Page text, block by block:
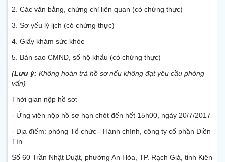
2. Các văn bằng, chứng chỉ liên quan (có chứng thực)
3. Sơ yếu lý lịch (có chứng thực)
4. Giấy khám sức khỏe
5. Bản sao CMND, sổ hộ khẩu (có chứng thực)
(Lưu ý: Không hoàn trả hồ sơ nếu không đạt yêu cầu phỏng
vấn)
Thời gian nộp hồ sơ:
- Ứng viên nộp hồ sơ hạn chót đến hết 15h00, ngày 20/7/2017
- Địa điểm: phòng Tổ chức - Hành chính, công ty cổ phần Điền
Tín
Số 60 Trần Nhật Duật, phường An Hòa, TP. Rạch Giá, tỉnh Kiên